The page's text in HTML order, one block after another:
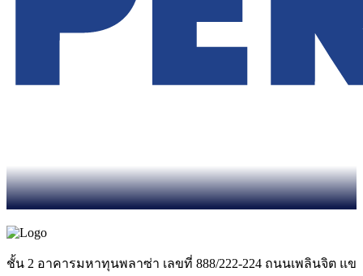
ชั้น 2 อาคารมหาทุนพลาซ่า เลขที่ 888/222-224 ถนนเพลินจิต แข